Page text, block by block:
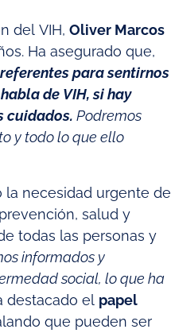
del VIH, Oliver Marcos
Ha asegurado que,
para sentirnos
de VIH, si hay
cuidados. Podremos
y todo lo que ello
la necesidad urgente de
salud y
todas las personas y
informados y
social, lo que ha
destacado el papel
que pueden ser